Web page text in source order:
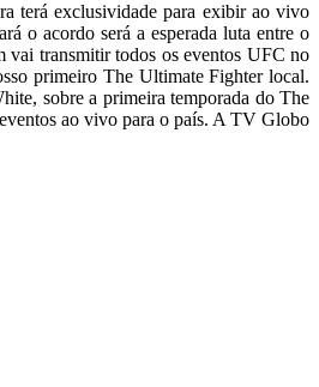
terá exclusividade para exibir ao vivo
o acordo será a esperada luta entre o
vai transmitir todos os eventos UFC no
primeiro The Ultimate Fighter local.
sobre a primeira temporada do The
ao vivo para o país. A TV Globo